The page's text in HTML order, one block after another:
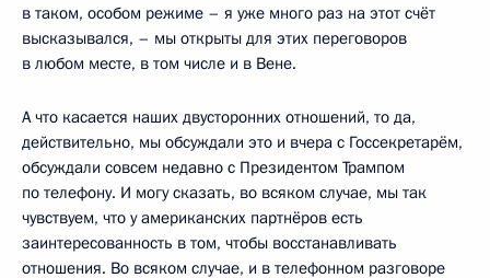
в таком, особом режиме – я уже много раз на этот счёт
высказывался, – мы открыты для этих переговоров
в любом месте, в том числе и в Вене.
А что касается наших двусторонних отношений, то да,
действительно, мы обсуждали это и вчера с Госсекретарём,
обсуждали совсем недавно с Президентом Трампом
по телефону. И могу сказать, во всяком случае, мы так
чувствуем, что у американских партнёров есть
заинтересованность в том, чтобы восстанавливать
отношения. Во всяком случае, и в телефонном разговоре